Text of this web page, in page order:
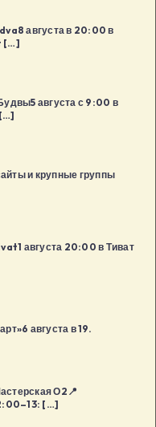
августа в 20:00 в
[…]
августа с 9:00 в
[…]
и крупные группы
августа 20:00 в Тиват
августа в 19.
О2📍
[…]